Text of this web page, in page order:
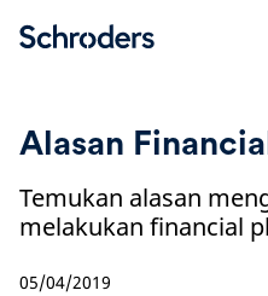
Alasan
Temukan alasan
melakukan financial
05/04/2019